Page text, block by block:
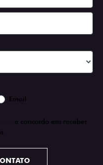
Email
e concordo em receber